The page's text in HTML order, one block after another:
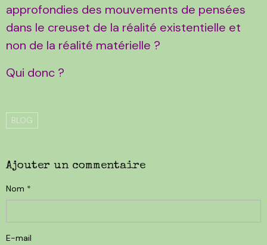
approfondies des mouvements de pensées
dans le creuset de la réalité existentielle et
non de la réalité matérielle ?
Qui donc ?
BLOG
Ajouter un commentaire
Nom
E-mail